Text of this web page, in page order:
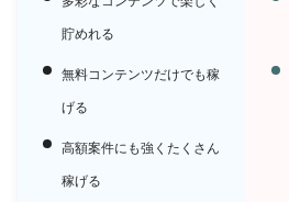
貯めれる
無料コンテンツだけでも稼
げる
高額案件にも強くたくさん
稼げる